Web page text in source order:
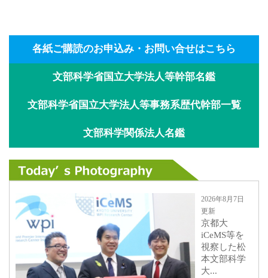
各紙ご購読のお申込み・お問い合せはこちら
文部科学省国立大学法人等幹部名鑑
文部科学省国立大学法人等事務系歴代幹部一覧
文部科学関係法人名鑑
2026年8月7日
更新
京都大
iCeMS等を
視察した松
本文部科学
大...